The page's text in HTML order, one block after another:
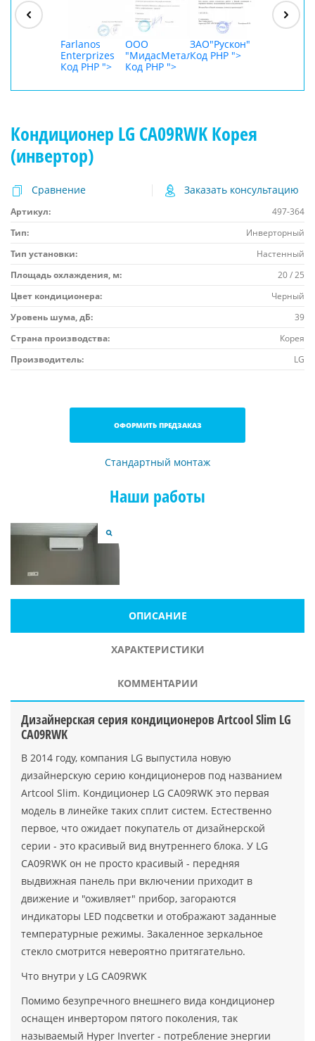
Farlanos
Enterprizes
Код PHP ">
ООО
"МидасМеталлАрт"
Код PHP ">
ЗАО"Рускон"
Код PHP ">
Кондиционер LG CA09RWK Корея
(инвертор)
Сравнение Заказать консультацию
Артикул:
497-364
Тип:
Инверторный
Тип установки:
Настенный
Площадь охлаждения, м:
20 / 25
Цвет кондиционера:
Черный
Уровень шума, дБ:
39
Страна производства:
Корея
Производитель:
LG
ОФОРМИТЬ ПРЕДЗАКАЗ
Стандартный монтаж
Наши работы
ОПИСАНИЕ
ХАРАКТЕРИСТИКИ
КОММЕНТАРИИ
Дизайнерская серия кондиционеров Artcool Slim LG
CA09RWK
В 2014 году, компания LG выпустила новую
дизайнерскую серию кондиционеров под названием
Artcool Slim. Кондиционер LG CA09RWK это первая
модель в линейке таких сплит систем. Естественно
первое, что ожидает покупатель от дизайнерской
серии - это красивый вид внутреннего блока. У LG
CA09RWK он не просто красивый - передняя
выдвижная панель при включении приходит в
движение и "оживляет" прибор, загораются
индикаторы LED подсветки и отображают заданные
температурные режимы. Закаленное зеркальное
стекло смотрится невероятно притягательно.
Что внутри у LG CA09RWK
Помимо безупречного внешнего вида кондиционер
оснащен инвертором пятого поколения, так
называемый Hyper Inverter - потребление энергии